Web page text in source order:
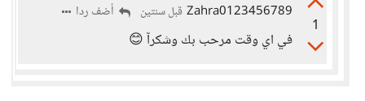
1
Zahra0123456789 قبل سنتين أضف ردا
في اي وقت مرحب بك وشكرآ 😊